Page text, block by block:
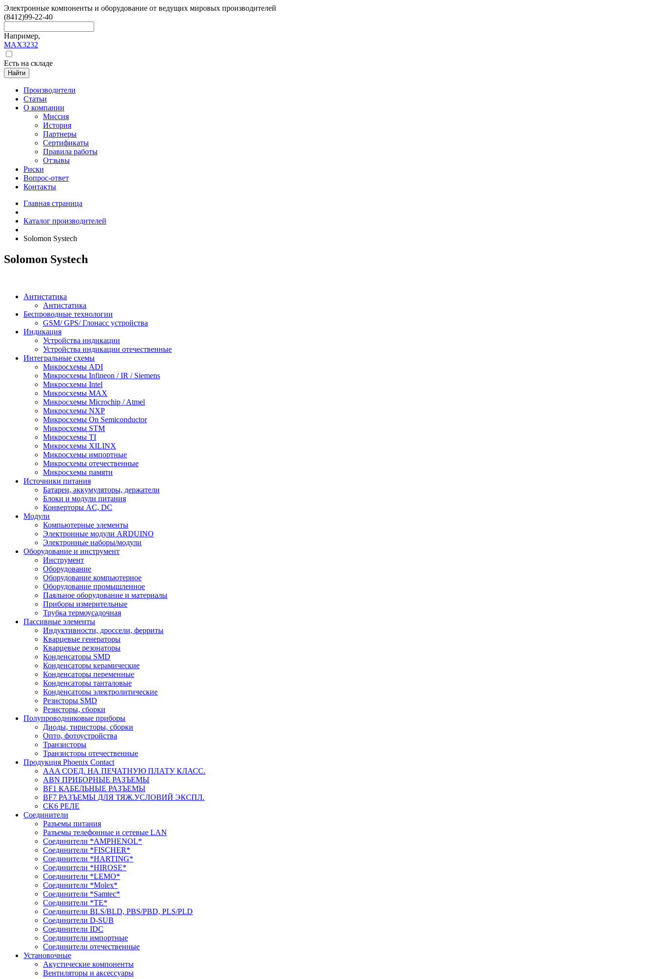
Электронные компоненты и оборудование от ведущих мировых производителей
(8412)99-22-40
Например,
MAX3232
Есть на складе
Найти
Производители
Статьи
О компании
Миссия
История
Партнеры
Сертификаты
Правила работы
Отзывы
Риски
Вопрос-ответ
Контакты
Главная страница
Каталог производителей
Solomon Systech
Solomon Systech
Антистатика
Антистатика
Беспроводные технологии
GSM/ GPS/ Глонасс устройства
Индикация
Устройства индикации
Устройства индикации отечественные
Интегральные схемы
Микросхемы ADI
Микросхемы Infineon / IR / Siemens
Микросхемы Intel
Микросхемы MAX
Микросхемы Microchip / Atmel
Микросхемы NXP
Микросхемы On Semiconductor
Микросхемы STM
Микросхемы TI
Микросхемы XILINX
Микросхемы импортные
Микросхемы отечественные
Микросхемы памяти
Источники питания
Батареи, аккумуляторы, держатели
Блоки и модули питания
Конверторы AC, DC
Модули
Компьютерные элементы
Электронные модули ARDUINO
Электронные наборы/модули
Оборудование и инструмент
Инструмент
Оборудование
Оборудование компьютерное
Оборудование промышленное
Паяльное оборудование и материалы
Приборы измерительные
Трубка термоусадочная
Пассивные элементы
Индуктивности, дроссели, ферриты
Кварцевые генераторы
Кварцевые резонаторы
Конденсаторы SMD
Конденсаторы керамические
Конденсаторы переменные
Конденсаторы танталовые
Конденсаторы электролитические
Резисторы SMD
Резисторы, сборки
Полупроводниковые приборы
Диоды, тиристоры, сборки
Опто, фотоустройства
Транзисторы
Транзисторы отечественные
Продукция Phoenix Contact
AAA СОЕД. НА ПЕЧАТНУЮ ПЛАТУ КЛАСС.
ABN ПРИБОРНЫЕ РАЗЪЕМЫ
BF1 КАБЕЛЬНЫЕ РАЗЪЕМЫ
BF7 РАЗЪЕМЫ ДЛЯ ТЯЖ.УСЛОВИЙ ЭКСПЛ.
CK6 РЕЛЕ
Соединители
Разъемы питания
Разъемы телефонные и сетевые LAN
Соединители *AMPHENOL*
Соединители *FISCHER*
Соединители *HARTING*
Соединители *HIROSE*
Соединители *LEMO*
Соединители *Molex*
Соединители *Samtec*
Соединители *TE*
Соединители BLS/BLD, PBS/PBD, PLS/PLD
Соединители D-SUB
Соединители IDC
Соединители импортные
Соединители отечественные
Установочные
Акустические компоненты
Вентиляторы и аксессуары